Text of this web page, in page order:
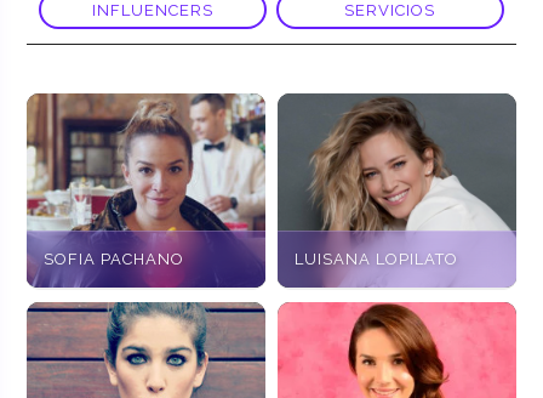
INFLUENCERS SERVICIOS
SOFIA PACHANO LUISANA LOPILATO